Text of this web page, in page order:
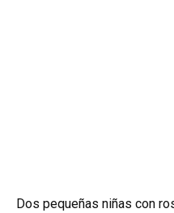
Dos pequeñas niñas con